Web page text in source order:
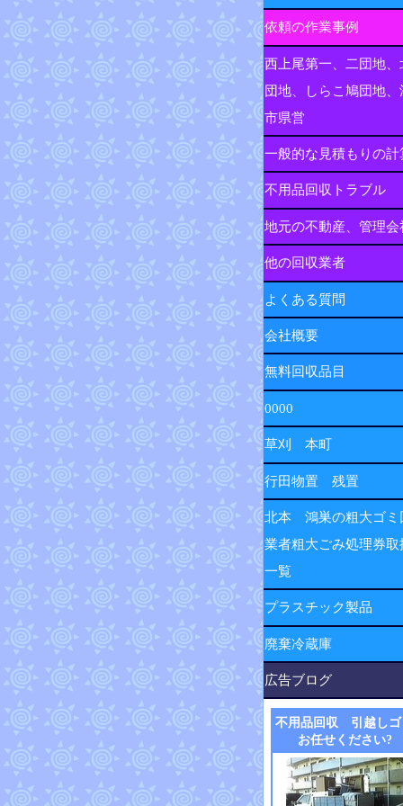
依頼の作業事例
西上尾第一、二団地、
団地、しらこ鳩団地、
市県営
一般的な見積もりの計
不用品回収トラブル
地元の不動産、管理会
他の回収業者
よくある質問
会社概要
無料回収品目
0000
草刈 本町
行田物置 残置
北本 鴻巣の粗大ゴミ
業者粗大ごみ処理券取
一覧
プラスチック製品
廃棄冷蔵庫
広告ブログ
不用品回収 引越しゴ
お任せください?